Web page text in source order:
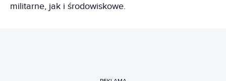
militarne, jak i środowiskowe.